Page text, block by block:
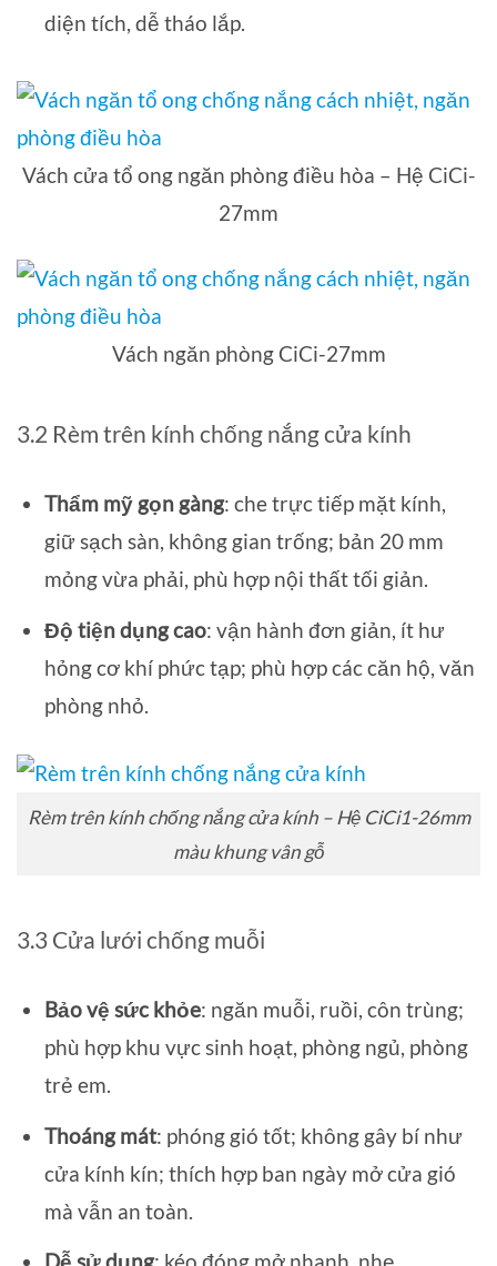
diện tích, dễ tháo lắp.
Vách cửa tổ ong ngăn phòng điều hòa – Hệ CiCi-
27mm
Vách ngăn phòng CiCi-27mm
3.2 Rèm trên kính chống nắng cửa kính
Thẩm mỹ gọn gàng: che trực tiếp mặt kính,
giữ sạch sàn, không gian trống; bản 20 mm
mỏng vừa phải, phù hợp nội thất tối giản.
Độ tiện dụng cao: vận hành đơn giản, ít hư
hỏng cơ khí phức tạp; phù hợp các căn hộ, văn
phòng nhỏ.
Rèm trên kính chống nắng cửa kính – Hệ CiCi1-26mm
màu khung vân gỗ
3.3 Cửa lưới chống muỗi
Bảo vệ sức khỏe: ngăn muỗi, ruồi, côn trùng;
phù hợp khu vực sinh hoạt, phòng ngủ, phòng
trẻ em.
Thoáng mát: phóng gió tốt; không gây bí như
cửa kính kín; thích hợp ban ngày mở cửa gió
mà vẫn an toàn.